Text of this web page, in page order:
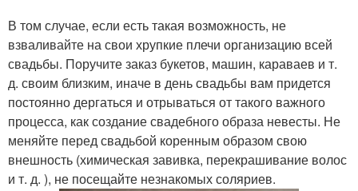
В том случае, если есть такая возможность, не
взваливайте на свои хрупкие плечи организацию всей
свадьбы. Поручите заказ букетов, машин, караваев и т.
д. своим близким, иначе в день свадьбы вам придется
постоянно дергаться и отрываться от такого важного
процесса, как создание свадебного образа невесты. Не
меняйте перед свадьбой коренным образом свою
внешность (химическая завивка, перекрашивание волос
и т. д. ), не посещайте незнакомых соляриев.